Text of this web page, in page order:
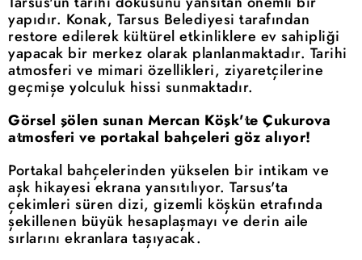
yapıdır. Konak, Tarsus Belediyesi tarafından
restore edilerek kültürel etkinliklere ev sahipliği
yapacak bir merkez olarak planlanmaktadır. Tarihi
atmosferi ve mimari özellikleri, ziyaretçilerine
geçmişe yolculuk hissi sunmaktadır.
Görsel şölen sunan Mercan Köşk'te Çukurova
atmosferi ve portakal bahçeleri göz alıyor!
Portakal bahçelerinden yükselen bir intikam ve
aşk hikayesi ekrana yansıtılıyor. Tarsus'ta
çekimleri süren dizi, gizemli köşkün etrafında
şekillenen büyük hesaplaşmayı ve derin aile
sırlarını ekranlara taşıyacak.